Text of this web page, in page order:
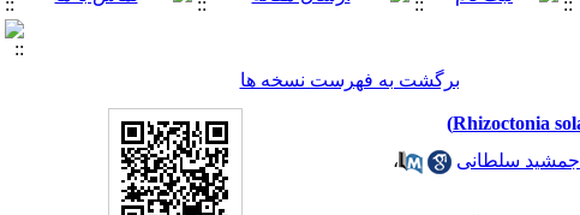
برگشت به فهرست نسخه ها
جمشید سلطانی
،